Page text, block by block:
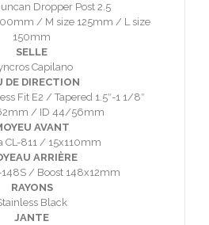
Dropper Post 2.5
/ M size 125mm / L size
150mm
SELLE
Capilano
DE DIRECTION
Fit E2 / Tapered 1.5″-1 1/8″
/ ID 44/56mm
AVANT
CL-811 / 15x110mm
ARRIÈRE
/ Boost 148x12mm
RAYONS
Black
JANTE